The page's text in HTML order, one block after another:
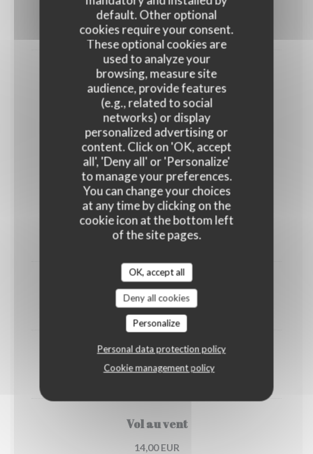
default. Other optional
cookies require your consent.
These optional cookies are
used to analyze your
browsing, measure site
audience, provide features
(e.g., related to social
networks) or display
personalized advertising or
content. Click on 'OK, accept
all', 'Deny all' or 'Personalize'
to manage your preferences.
You can change your choices
at any time by clicking on the
cookie icon at the bottom left
of the site pages.
OK, accept all
Deny all cookies
Personalize
Personal data protection policy
Cookie management policy
Endives, jambon, purée, fromage
23,00 EUR
Bruxiflette
Pomme de terre, chicons, lardons, fromage
23,00 EUR
Et pour nos Ketjes
Gamins
10,00 EUR
PLAT AU CHOIX
Boulettes tomate
14,00 EUR
Stoemp saucisse
Vol au vent
14,00 EUR